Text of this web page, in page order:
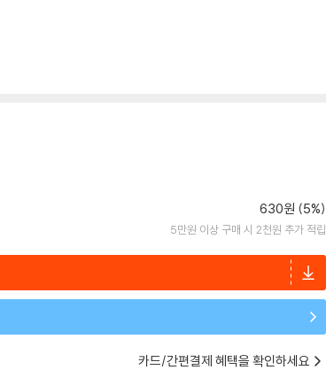
630원 (5%)
5만원 이상 구매 시 2천원 추가 적립
카드/간편결제 혜택을 확인하세요